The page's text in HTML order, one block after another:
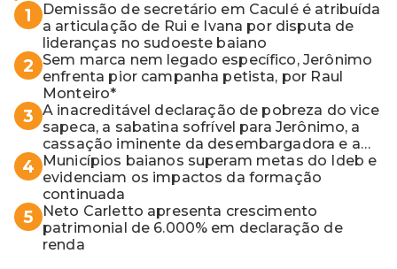
1
Demissão de secretário em Caculé é atribuída
a articulação de Rui e Ivana por disputa de
lideranças no sudoeste baiano
2
Sem marca nem legado específico, Jerônimo
enfrenta pior campanha petista, por Raul
Monteiro*
3 A inacreditável declaração de pobreza do vice
sapeca, a sabatina sofrível para Jerônimo, a
cassação iminente da desembargadora e a
vaga do Quinto para o MP baiano
4
Municípios baianos superam metas do Ideb e
evidenciam os impactos da formação
continuada
5
Neto Carletto apresenta crescimento
patrimonial de 6.000% em declaração de
renda